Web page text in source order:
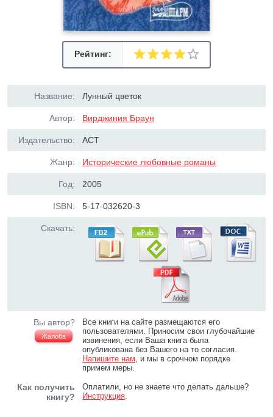
Рейтинг:
Название: Лунный цветок
Автор: Вирджиния Браун
Издательство: АСТ
Жанр: Исторические любовные романы
Год: 2005
ISBN: 5-17-032620-3
Скачать:
Вы автор?
Жалоба
Все книги на сайте размещаются его
пользователями. Приносим свои глубочайшие
извинения, если Ваша книга была
опубликована без Вашего на то согласия.
Напишите нам, и мы в срочном порядке
примем меры.
Как получить
книгу?
Оплатили, но не знаете что делать дальше?
Инструкция.